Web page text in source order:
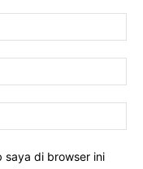
saya di browser ini